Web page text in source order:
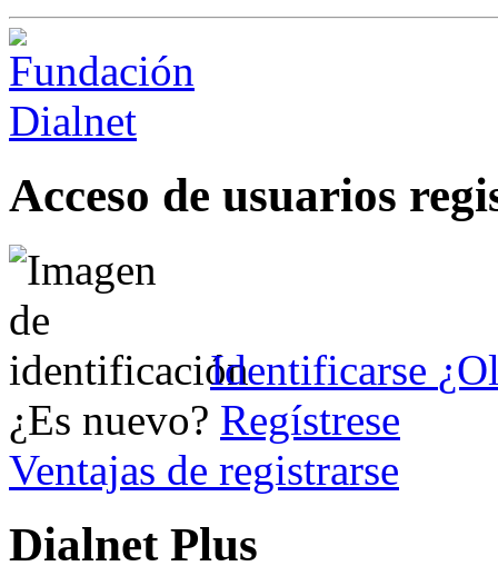
Acceso de usuarios
Identificarse
¿Es nuevo? Regístrese
Ventajas de registrarse
Dialnet Plus